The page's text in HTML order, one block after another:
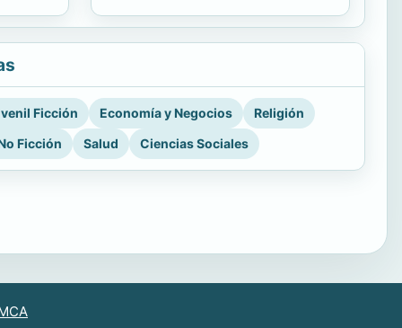
Ficción Economía y Negocios
Religión
Ficción
Salud Ciencias Sociales